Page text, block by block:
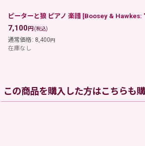
ピーターと狼 ピアノ 楽譜 [Boosey & Hawkes:
7,100円(税込)
通常価格 : 8,400円
在庫なし
この商品を購入した方はこちらも